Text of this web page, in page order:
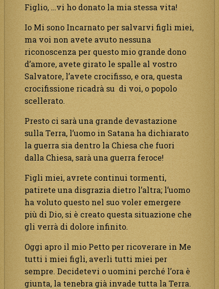
Figlio, …vi ho donato la mia stessa vita!
Io Mi sono Incarnato per salvarvi figli miei,
ma voi non avete avuto nessuna
riconoscenza per questo mio grande dono
d’amore, avete girato le spalle al vostro
Salvatore, l’avete crocifisso, e ora, questa
crocifissione ricadrà su di voi, o popolo
scellerato.
Presto ci sarà una grande devastazione
sulla Terra, l’uomo in Satana ha dichiarato
la guerra sia dentro la Chiesa che fuori
dalla Chiesa, sarà una guerra feroce!
Figli miei, avrete continui tormenti,
patirete una disgrazia dietro l’altra; l’uomo
ha voluto questo nel suo voler emergere
più di Dio, si è creato questa situazione che
gli verrà di dolore infinito.
Oggi apro il mio Petto per ricoverare in Me
tutti i miei figli, averli tutti miei per
sempre. Decidetevi o uomini perché l’ora è
giunta, la tenebra già invade tutta la Terra.